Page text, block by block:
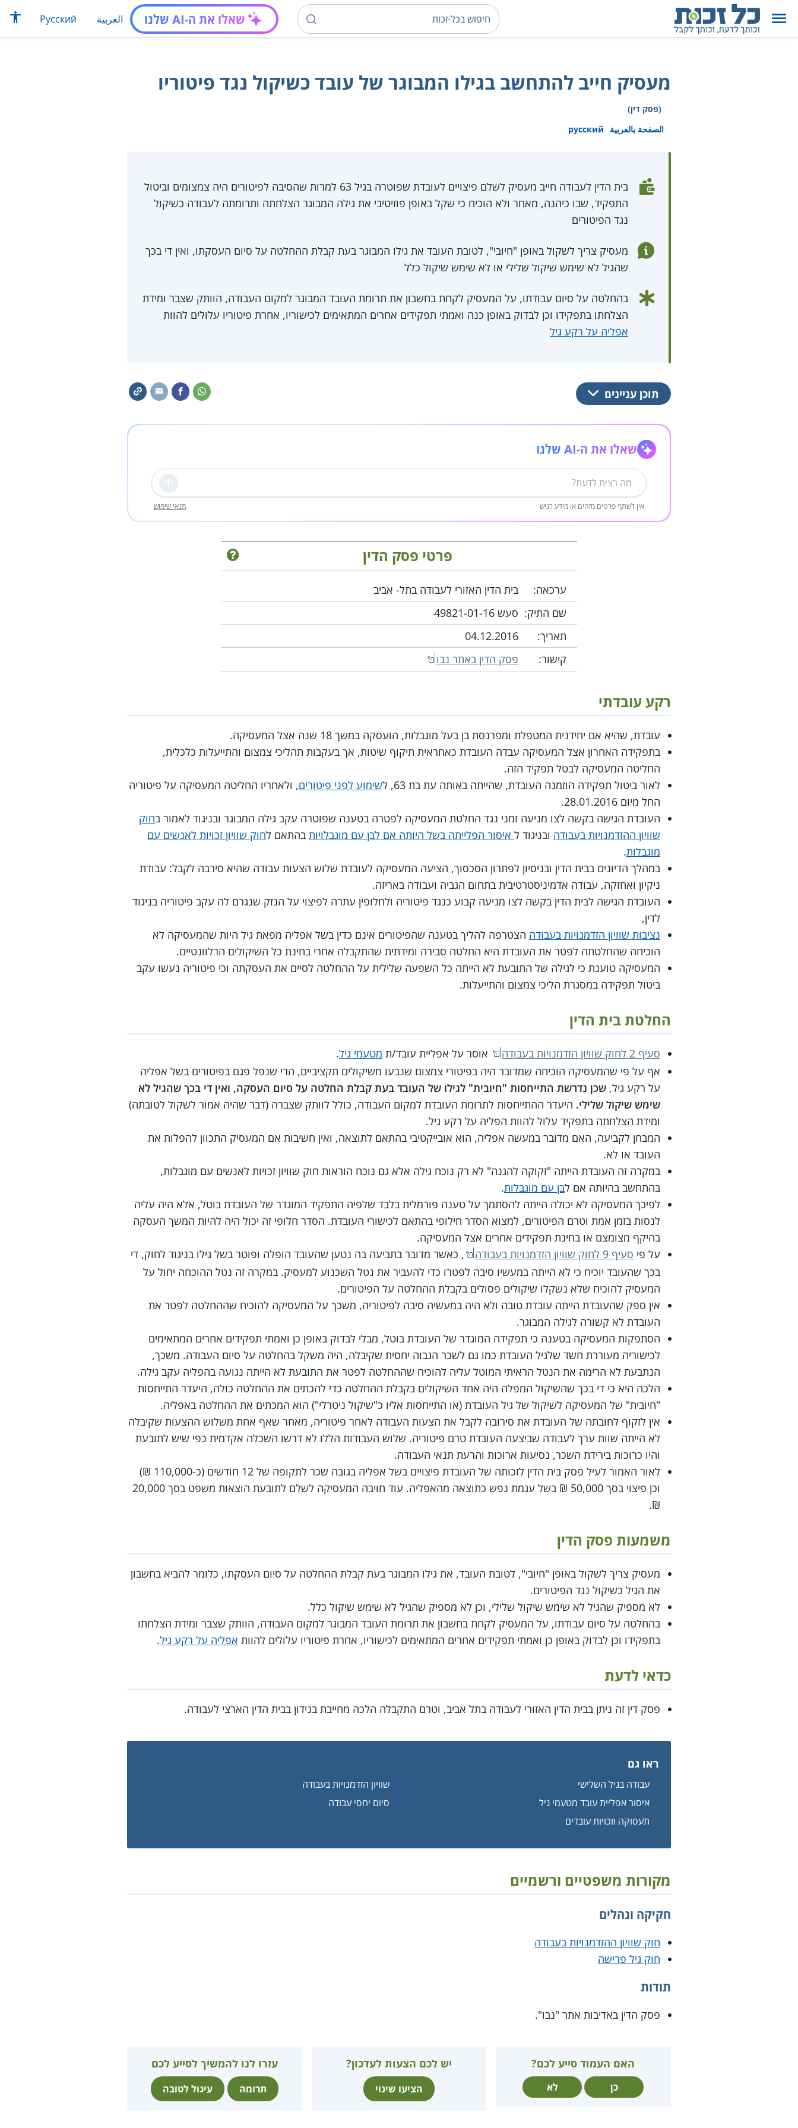
שאלו את ה-AI שלנו العربية Русский
מעסיק חייב להתחשב בגילו המבוגר של עובד כשיקול נגד פיטוריו
(פסק דין)
الصفحة بالعربية
русский
בית הדין לעבודה חייב מעסיק לשלם פיצויים לעובדת שפוטרה בגיל 63 למרות שהסיבה לפיטורים היה צמצומים וביטול
התפקיד, שבו כיהנה, מאחר ולא הוכיח כי שקל באופן פוזיטיבי את גילה המבוגר הצלחתה ותרומתה לעבודה כשיקול
נגד הפיטורים
מעסיק צריך לשקול באופן "חיובי", לטובת העובד את גילו המבוגר בעת קבלת ההחלטה על סיום העסקתו, ואין די בכך
שהגיל לא שימש שיקול שלילי או לא שימש שיקול כלל
בהחלטה על סיום עבודתו, על המעסיק לקחת בחשבון את תרומת העובד המבוגר למקום העבודה, הוותק שצבר ומידת
הצלחתו בתפקידו וכן לבדוק באופן כנה ואמתי תפקידים אחרים המתאימים לכישוריו, אחרת פיטוריו עלולים להוות
אפליה על רקע גיל
תוכן עניינים
שאלו את ה-AI שלנו
שליחה
אין לשתף פרטים מזהים או מידע רגיש תנאי שימוש
פרטי פסק הדין
ערכאה:
בית הדין האזורי לעבודה בתל- אביב
שם התיק: סעש 49821-01-16‏ ‏
תאריך:
04.12.2016
קישור:
פסק הדין באתר נבו
רקע עובדתי
עובדת, שהיא אם יחידנית המטפלת ומפרנסת בן בעל מוגבלות, הועסקה במשך 18 שנה אצל המעסיקה.
בתפקידה האחרון אצל המעסיקה עבדה העובדת כאחראית תיקוף שיטות, אך בעקבות תהליכי צמצום והתייעלות כלכלית,
החליטה המעסיקה לבטל תפקיד הזה.
לאור ביטול תפקידה הוזמנה העובדת, שהייתה באותה עת בת 63, ל
שימוע לפני פיטורים, ולאחריו החליטה המעסיקה על פיטוריה
החל מיום 28.01.2016.
העובדת הגישה בקשה לצו מניעה זמני נגד החלטת המעסיקה לפטרה בטענה שפוטרה עקב גילה המבוגר ובניגוד לאמור בחוק
שוויון ההזדמנויות בעבודה ובניגוד ל איסור הפלייתה בשל היותה אם לבן עם מוגבלויות בהתאם לחוק שוויון זכויות לאנשים עם
מוגבלות.
במהלך הדיונים בבית הדין ובניסיון לפתרון הסכסוך, הציעה המעסיקה לעובדת שלוש הצעות עבודה שהיא סירבה לקבל: עבודת
ניקיון ואחזקה, עבודה אדמיניסטרטיבית בתחום הגביה ועבודה באריזה.
העובדת הגישה לבית הדין בקשה לצו מניעה קבוע כנגד פיטוריה ולחלופין עתרה לפיצוי על הנזק שנגרם לה עקב פיטוריה בניגוד
לדין,
נציבות שוויון הזדמנויות בעבודה הצטרפה להליך בטענה שהפיטורים אינם כדין בשל אפליה מפאת גיל היות שהמעסיקה לא
הוכיחה שהחלטתה לפטר את העובדת היא החלטה סבירה ומידתית שהתקבלה אחרי בחינת כל השיקולים הרלוונטיים.
המעסיקה טוענת כי לגילה של התובעת לא הייתה כל השפעה שלילית על ההחלטה לסיים את העסקתה וכי פיטוריה נעשו עקב
ביטול תפקידה במסגרת הליכי צמצום והתייעלות.
החלטת בית הדין
סעיף 2 לחוק שוויון הזדמנויות בעבודה אוסר על אפליית עובד/ת מטעמי גיל.
אף על פי שהמעסיקה הוכיחה שמדובר היה בפיטורי צמצום שנבעו משיקולים תקציביים, הרי שנפל פגם בפיטורים בשל אפליה
על רקע גיל, שכן נדרשת התייחסות "חיובית" לגילו של העובד בעת קבלת החלטה על סיום העסקה, ואין די בכך שהגיל לא
שימש שיקול שלילי. היעדר ההתייחסות לתרומת העובדת למקום העבודה, כולל לוותק שצברה (דבר שהיה אמור לשקול לטובתה)
ומידת הצלחתה בתפקיד עלול להוות הפליה על רקע גיל.
המבחן לקביעה, האם מדובר במעשה אפליה, הוא אובייקטיבי בהתאם לתוצאה, ואין חשיבות אם המעסיק התכוון להפלות את
העובד או לא.
במקרה זה העובדת הייתה "זקוקה להגנה" לא רק נוכח גילה אלא גם נוכח הוראות חוק שוויון זכויות לאנשים עם מוגבלות,
בהתחשב בהיותה אם לבן עם מוגבלות.
לפיכך המעסיקה לא יכולה הייתה להסתמך על טענה פורמלית בלבד שלפיה התפקיד המוגדר של העובדת בוטל, אלא היה עליה
לנסות בזמן אמת וטרם הפיטורים, למצוא הסדר חילופי בהתאם לכישורי העובדת. הסדר חלופי זה יכול היה להיות המשך העסקה
בהיקף מצומצם או בחינת תפקידים אחרים אצל המעסיקה.
על פי סעיף 9 לחוק שוויון הזדמנויות בעבודה
, כאשר מדובר בתביעה בה נטען שהעובד הופלה ופוטר בשל גילו בניגוד לחוק, די
בכך שהעובד יוכיח כי לא הייתה במעשיו סיבה לפטרו כדי להעביר את נטל השכנוע למעסיק. במקרה זה נטל ההוכחה יחול על
המעסיק להוכיח שלא נשקלו שיקולים פסולים בקבלת ההחלטה על הפיטורים.
אין ספק שהעובדת הייתה עובדת טובה ולא היה במעשיה סיבה לפיטוריה, משכך על המעסיקה להוכיח שההחלטה לפטר את
העובדת לא קשורה לגילה המבוגר.
הסתפקות המעסיקה בטענה כי תפקידה המוגדר של העובדת בוטל, מבלי לבדוק באופן כן ואמתי תפקידים אחרים המתאימים
לכישוריה מעוררת חשד שלגיל העובדת כמו גם לשכר הגבוה יחסית שקיבלה, היה משקל בהחלטה על סיום העבודה. משכך,
הנתבעת לא הרימה את הנטל הראיתי המוטל עליה להוכיח שההחלטה לפטר את התובעת לא הייתה נגועה בהפליה עקב גילה.
הלכה היא כי די בכך שהשיקול המפלה היה אחד השיקולים בקבלת ההחלטה כדי להכתים את ההחלטה כולה, היעדר התייחסות
"חיובית" של המעסיקה לשיקול של גיל העובדת (או התייחסות אליו כ"שיקול ניטרלי") הוא המכתים את ההחלטה באפליה.
אין לזקוף לחובתה של העובדת את סירובה לקבל את הצעות העבודה לאחר פיטוריה, מאחר שאף אחת משלוש ההצעות שקיבלה
לא הייתה שוות ערך לעבודה שביצעה העובדת טרם פיטוריה. שלוש העבודות הללו לא דרשו השכלה אקדמית כפי שיש לתובעת
והיו כרוכות בירידת השכר, נסיעות ארוכות והרעת תנאי העבודה.
לאור האמור לעיל פסק בית הדין לזכותה של העובדת פיצויים בשל אפליה בגובה שכר לתקופה של 12 חודשים (כ-110,000 ₪)
וכן פיצוי בסך 50,000 ₪ בשל עגמת נפש כתוצאה מהאפליה. עוד חויבה המעסיקה לשלם לתובעת הוצאות משפט בסך 20,000
₪.
משמעות פסק הדין
מעסיק צריך לשקול באופן "חיובי", לטובת העובד, את גילו המבוגר בעת קבלת ההחלטה על סיום העסקתו, כלומר להביא בחשבון
את הגיל כשיקול נגד הפיטורים.
לא מספיק שהגיל לא שימש שיקול שלילי, וכן לא מספיק שהגיל לא שימש שיקול כלל.
בהחלטה על סיום עבודתו, על המעסיק לקחת בחשבון את תרומת העובד המבוגר למקום העבודה, הוותק שצבר ומידת הצלחתו
בתפקידו וכן לבדוק באופן כן ואמתי תפקידים אחרים המתאימים לכישוריו, אחרת פיטוריו עלולים להוות אפליה על רקע גיל.
כדאי לדעת
פסק דין זה ניתן בבית הדין האזורי לעבודה בתל אביב, וטרם התקבלה הלכה מחייבת בנידון בבית הדין הארצי לעבודה.
ראו גם
עבודה בגיל השלישי
שוויון הזדמנויות בעבודה
איסור אפליית עובד מטעמי גיל
סיום יחסי עבודה
תעסוקה וזכויות עובדים
מקורות משפטיים ורשמיים
חקיקה ונהלים
חוק שוויון ההזדמנויות בעבודה
חוק גיל פרישה
תודות
פסק הדין באדיבות אתר "נבו".
האם העמוד סייע לכם?
כן לא
יש לכם הצעות לעדכון?
הציעו שינוי
עזרו לנו להמשיך לסייע לכם
תרומה עיגול לטובה